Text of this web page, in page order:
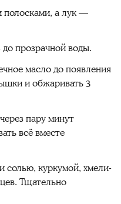
полосками, а лук —
прозрачной воды.
масло до появления
и обжаривать 3
пару минут
всё вместе
солью, куркумой, хмели-
Тщательно